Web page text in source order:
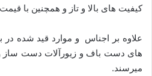
کیفیت های بالا و تاز و همچنین با
علاوه بر اجناس و موارد قید شده
های دست باف و زیورآلات دست ساز و
میرسند.